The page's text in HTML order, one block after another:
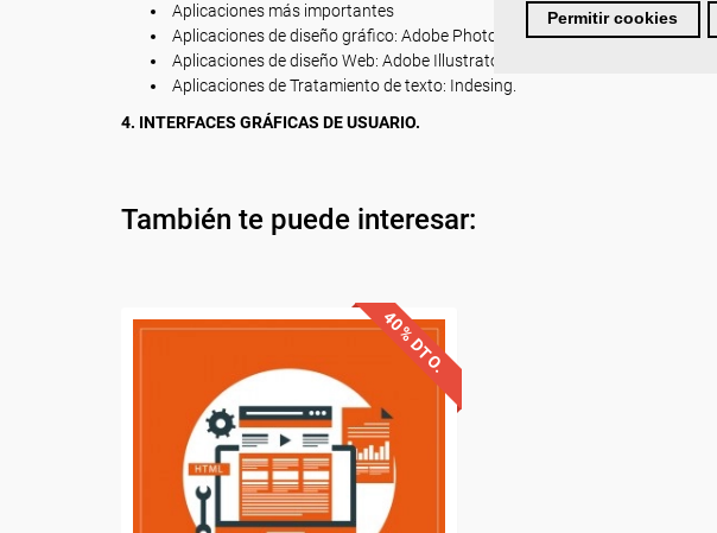
Permitir cookies
Aplicaciones más importantes
Aplicaciones de diseño gráfico: Adobe Photoshop.
Aplicaciones de diseño Web: Adobe Illustrator.
Aplicaciones de Tratamiento de texto: Indesing.
4. INTERFACES GRÁFICAS DE USUARIO.
También te puede interesar:
Descuentos especiales
Sin requisitos de acceso
Diploma.
40% DTO.